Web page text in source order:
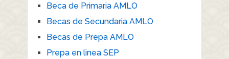
Beca de Primaria AMLO
Becas de Secundaria AMLO
Becas de Prepa AMLO
Prepa en linea SEP